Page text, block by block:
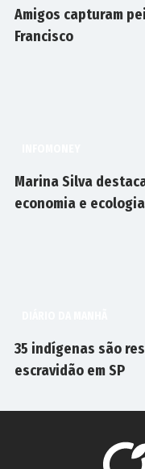
Amigos capturam
Francisco
Marina Silva
economia e
35 indígenas são
escravidão em SP